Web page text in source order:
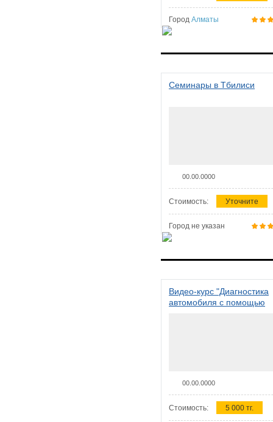
Город Алматы
Семинары в Тбилиси
00.00.0000
Стоимость: Уточните
Город не указан
Видео-курс "Диагностика
автомобиля с помощью
00.00.0000
Стоимость: 5 000 тг.